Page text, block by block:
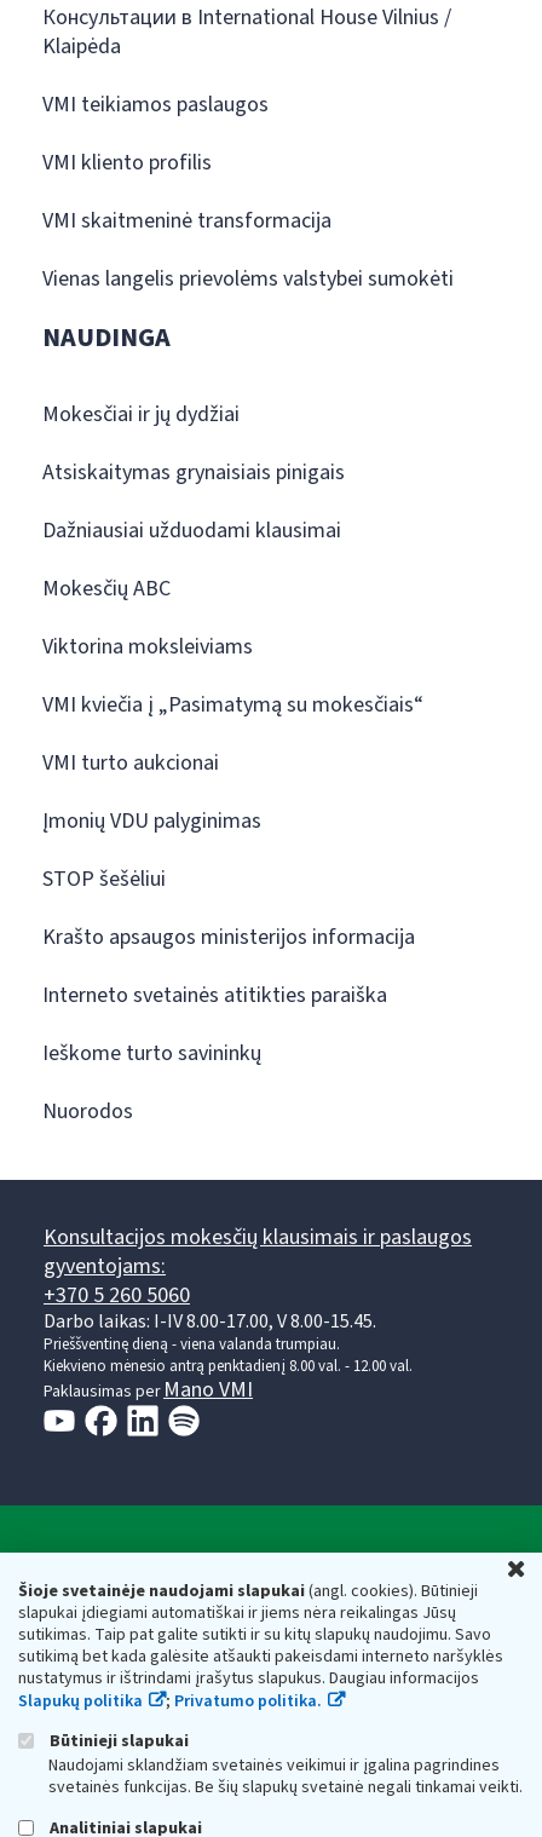
Šioje svetainėje naudojami slapukai(angl. cookies). Būtinieji
slapukai įdiegiami automatiškai ir jiems nėra reikalingas Jūsų
sutikimas. Taip pat galite sutikti ir su kitų slapukų naudojimu. Savo
sutikimą bet kada galėsite atšaukti pakeisdami interneto naršyklės
nustatymus ir ištrindami įrašytus slapukus. Daugiau informacijos
Slapukų politika
; Privatumo politika.
Būtinieji slapukai
Naudojami sklandžiam svetainės veikimui ir įgalina pagrindines
svetainės funkcijas. Be šių slapukų svetainė negali tinkamai veikti.
Analitiniai slapukai
Консультации в International House Vilnius /
Klaipėda
VMI teikiamos paslaugos
VMI kliento profilis
VMI skaitmeninė transformacija
Vienas langelis prievolėms valstybei sumokėti
NAUDINGA
Mokesčiai ir jų dydžiai
Atsiskaitymas grynaisiais pinigais
Dažniausiai užduodami klausimai
Mokesčių ABC
Viktorina moksleiviams
VMI kviečia į „Pasimatymą su mokesčiais“
VMI turto aukcionai
Įmonių VDU palyginimas
STOP šešėliui
Krašto apsaugos ministerijos informacija
Interneto svetainės atitikties paraiška
Ieškome turto savininkų
Nuorodos
Konsultacijos mokesčių klausimais ir paslaugos
gyventojams:
+370 5 260 5060
Darbo laikas: I-IV 8.00-17.00, V 8.00-15.45.
Prieššventinę dieną - viena valanda trumpiau.
Kiekvieno mėnesio antrą penktadienį 8.00 val. - 12.00 val.
Paklausimas per Mano VMI
Respublikos finansų ministerijos
Biudžetinė įstaiga. Juridinio asmens kodas — 188659752,
adresas: Vasario 16-osios g. 14, 01107 Vilnius, Lietuva, el.paštas:
vmi@vmi.lt, E. pristatymo dėžutės adresas 188659752
Duomenys apie Valstybinę mokesčių inspekciją prie Lietuvos
Respublikos finansų ministerijos kaupiami ir saugomi Juridinių